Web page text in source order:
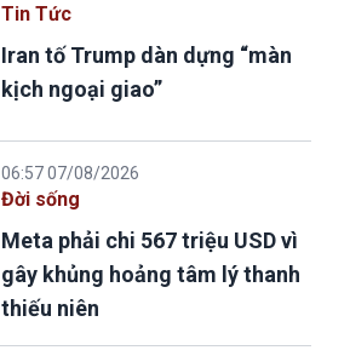
Tin Tức
Iran tố Trump dàn dựng “màn
kịch ngoại giao”
06:57 07/08/2026
Đời sống
Meta phải chi 567 triệu USD vì
gây khủng hoảng tâm lý thanh
thiếu niên